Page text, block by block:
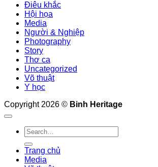
Điêu khắc
Hội họa
Media
Người & Nghiệp
Photography
Story
Thơ ca
Uncategorized
Võ thuật
Y học
Copyright 2026 © Binh Heritage
Trang chủ
Media